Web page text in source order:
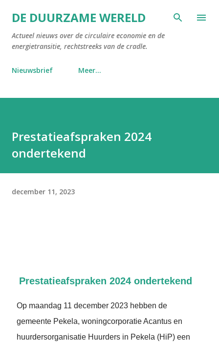
Doorgaan naar hoofdcontent
DE DUURZAME WERELD
Actueel nieuws over de circulaire economie en de
energietransitie, rechtstreeks van de cradle.
Nieuwsbrief Meer…
Prestatieafspraken 2024
ondertekend
december 11, 2023
Prestatieafspraken 2024 ondertekend
Op maandag 11 december 2023 hebben de
gemeente Pekela, woningcorporatie Acantus en
huurdersorganisatie Huurders in Pekela (HiP) een